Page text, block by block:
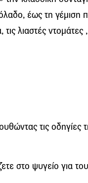
έως τη γέμιση
λιαστές ντομάτες
τις οδηγίες
στο ψυγείο για